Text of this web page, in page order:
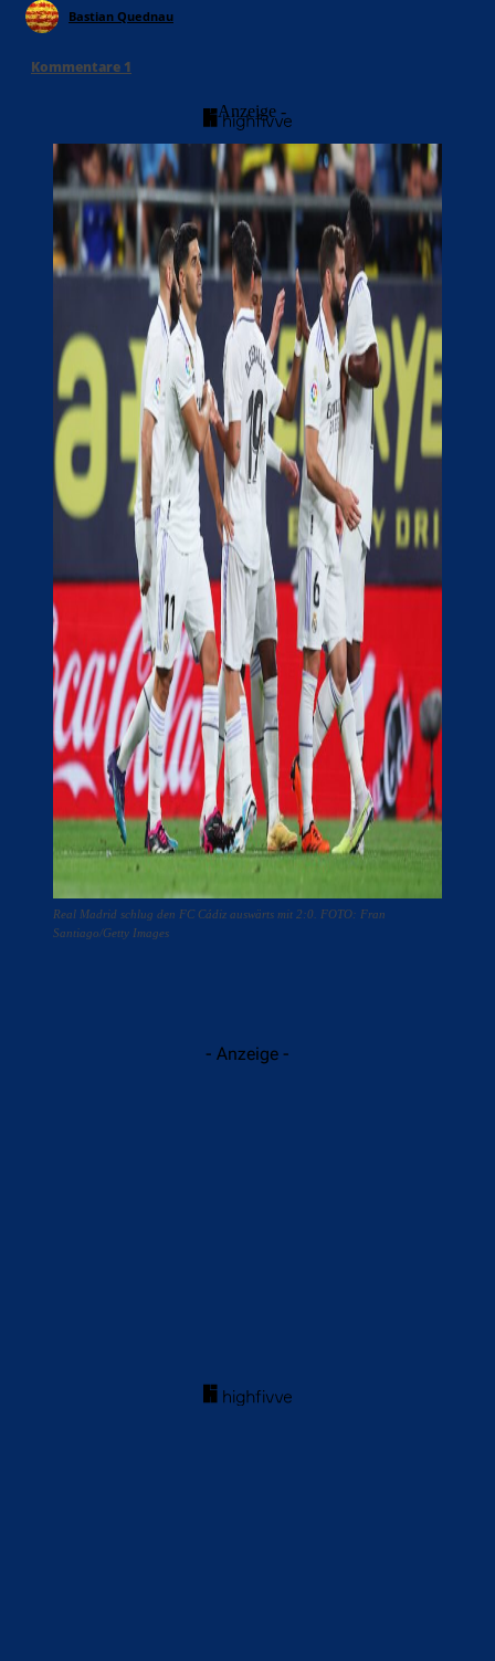
Bastian Quednau
Kommentare 1
- Anzeige -
Real Madrid schlug den FC Cádiz auswärts mit 2:0. FOTO: Fran
Santiago/Getty Images
- Anzeige -